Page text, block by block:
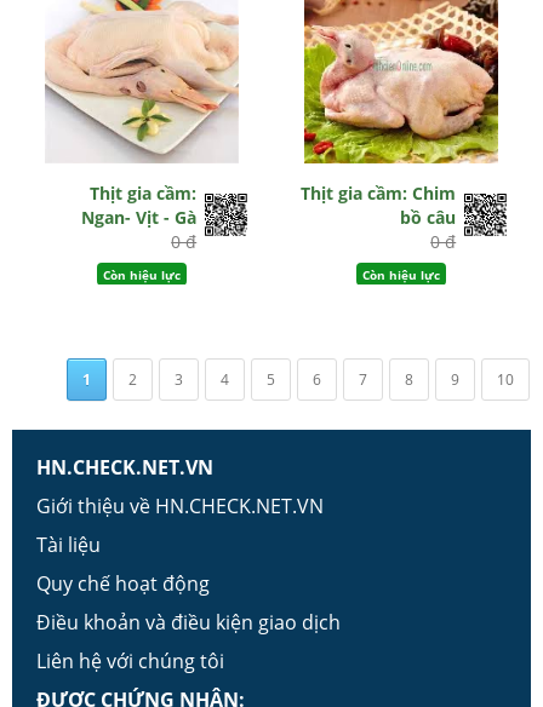
Thịt gia cầm:
Ngan- Vịt - Gà
0 đ
Còn hiệu lực
Thịt gia cầm: Chim
bồ câu
0 đ
Còn hiệu lực
1 2 3 4 5 6 7 8 9 10
HN.CHECK.NET.VN
Giới thiệu về HN.CHECK.NET.VN
Tài liệu
Quy chế hoạt động
Điều khoản và điều kiện giao dịch
Liên hệ với chúng tôi
ĐƯỢC CHỨNG NHẬN: